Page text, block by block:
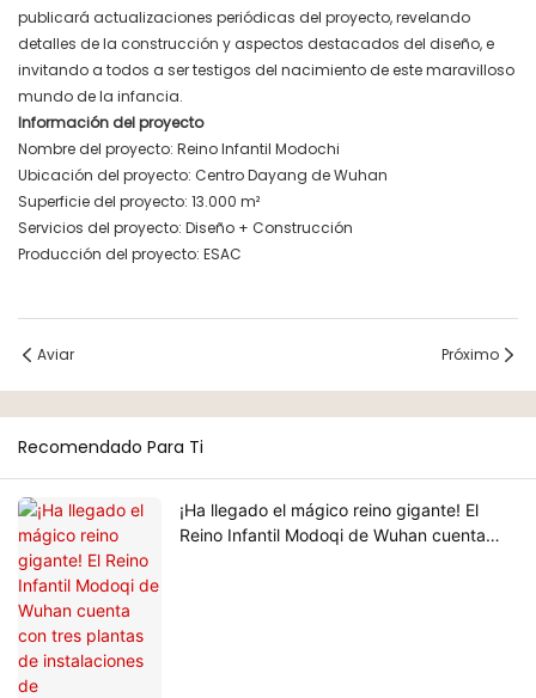
publicará actualizaciones periódicas del proyecto, revelando
detalles de la construcción y aspectos destacados del diseño, e
invitando a todos a ser testigos del nacimiento de este maravilloso
mundo de la infancia.
Información del proyecto
Nombre del proyecto: Reino Infantil Modochi
Ubicación del proyecto: Centro Dayang de Wuhan
Superficie del proyecto: 13.000 m²
Servicios del proyecto: Diseño + Construcción
Producción del proyecto: ESAC
Aviar Próximo
Recomendado Para Ti
¡Ha llegado el mágico reino gigante! El
Reino Infantil Modoqi de Wuhan cuenta